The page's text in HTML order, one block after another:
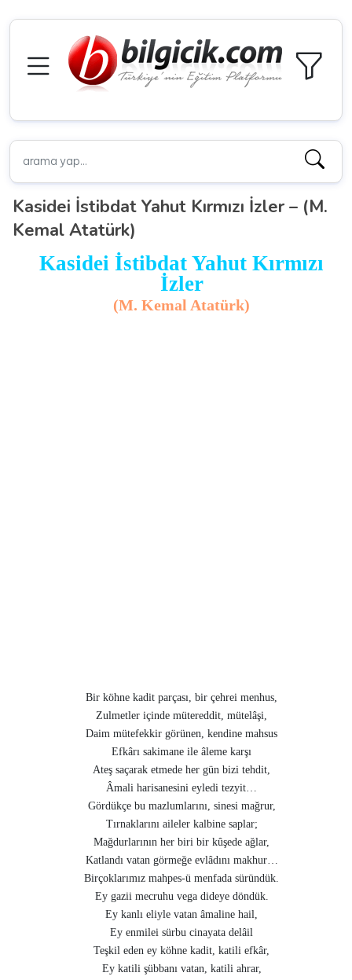
Kasidei İstibdat Yahut Kırmızı İzler – (M.
Kemal Atatürk)
Kasidei İstibdat Yahut Kırmızı
İzler
(M. Kemal Atatürk)
Bir köhne kadit parçası, bir çehrei menhus,
Zulmetler içinde mütereddit, mütelâşi,
Daim mütefekkir görünen, kendine mahsus
Efkârı sakimane ile âleme karşı
Ateş saçarak etmede her gün bizi tehdit,
Âmali harisanesini eyledi tezyit…
Gördükçe bu mazlumlarını, sinesi mağrur,
Tırnaklarını aileler kalbine saplar;
Mağdurlarının her biri bir kûşede ağlar,
Katlandı vatan görmeğe evlâdını makhur…
Birçoklarımız mahpes-ü menfada süründük.
Ey gazii mecruhu vega dideye döndük.
Ey kanlı eliyle vatan âmaline hail,
Ey enmilei sürbu cinayata delâil
Teşkil eden ey köhne kadit, katili efkâr,
Ey katili şübbanı vatan, katili ahrar,